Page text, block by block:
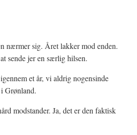
nærmer sig. Året lakker mod enden.
sende jer en særlig hilsen.
et år, vi aldrig nogensinde
Grønland.
modstander. Ja, det er den faktisk